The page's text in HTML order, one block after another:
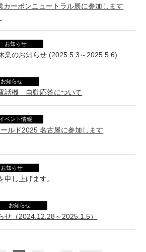
カーボンニュートラル展に参加します
お知らせ
業のお知らせ (2025.5.3～2025.5.6)
お知らせ
話機 自動応答について
イベント情報
ルド2025 名古屋に参加します
お知らせ
申し上げます。
お知らせ
せ（2024.12.28～2025.1.5）